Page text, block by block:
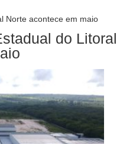
Norte acontece em maio
do Litoral